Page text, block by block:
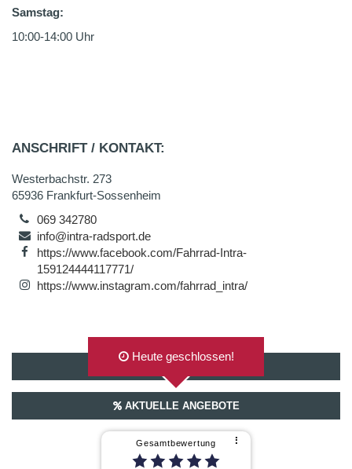
Samstag:
10:00-14:00 Uhr
ANSCHRIFT / KONTAKT:
Westerbachstr. 273
65936 Frankfurt-Sossenheim
069 342780
info@intra-radsport.de
https://www.facebook.com/Fahrrad-Intra-
159124444117771/
https://www.instagram.com/fahrrad_intra/
AUF GOOGLEMAPS ANZEIGEN
Heute geschlossen!
AKTUELLE ANGEBOTE
Gesamtbewertung ⠇